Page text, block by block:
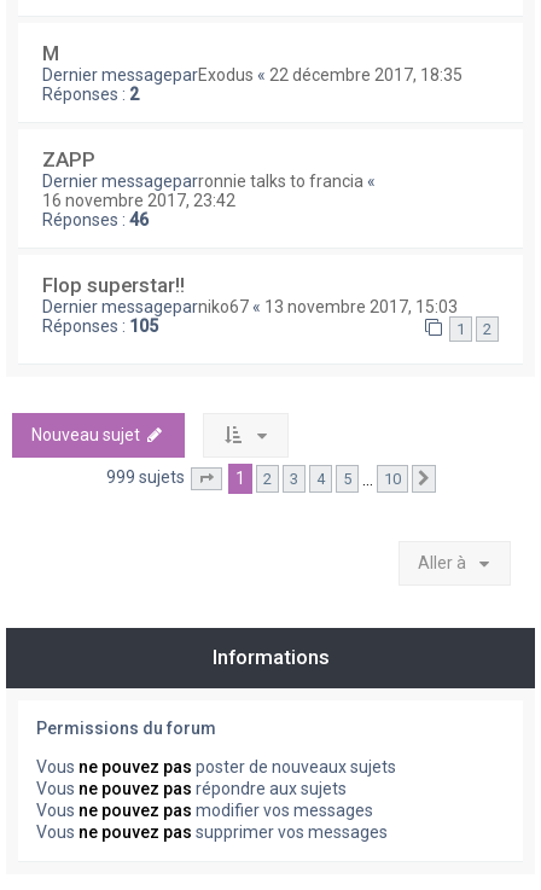
M
Dernier messageparExodus « 22 décembre 2017, 18:35
Réponses : 2
ZAPP
Dernier messageparronnie talks to francia «
16 novembre 2017, 23:42
Réponses : 46
Flop superstar!!
Dernier messageparniko67 « 13 novembre 2017, 15:03
Réponses : 105 1 2
Nouveau sujet
999 sujets Page sur10
1 2 3 4 5 10
Aller à
Informations
Permissions du forum
Vous ne pouvez pas poster de nouveaux sujets
Vous ne pouvez pas répondre aux sujets
Vous ne pouvez pas modifier vos messages
Vous ne pouvez pas supprimer vos messages